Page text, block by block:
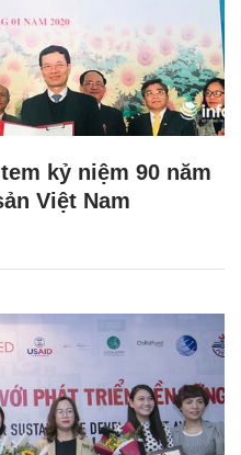
kỷ niệm 90 năm
Việt Nam